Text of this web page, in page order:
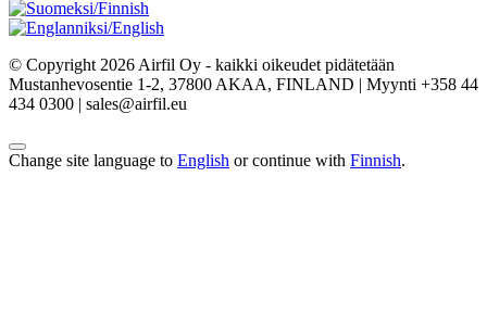
© Copyright 2026 Airfil Oy - kaikki oikeudet pidätetään
Mustanhevosentie 1-2, 37800 AKAA, FINLAND | Myynti +358 44
434 0300 | sales@airfil.eu
Change site language to English or continue with Finnish.